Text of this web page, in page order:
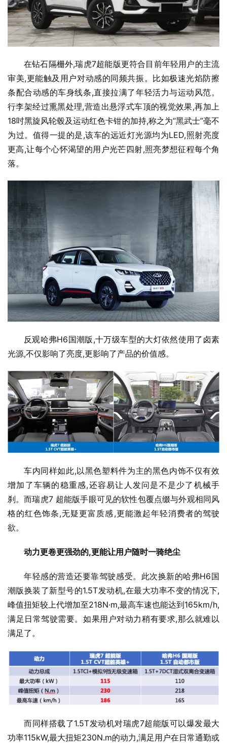
在钻石隔栅外,瑞虎7超能版更符合目前年轻用户的主流
审美,更能触及用户对动感的同频共振。比如极速光焰防擦
条配合动感的车身线条,直接拉满了年轻活力与运动风范。
行李架经过熏黑处理,营造出悬浮式车顶的视觉效果,再加上
18吋黑旋风轮毂及运动红色卡钳的加持,称之为“黑武士”毫不
为过。值得一提的是,该车的远近灯光源均为LED,照射亮度
更高,让每个心怀渴望的用户光芒四射,照亮梦想征程每个角
落。
反观哈弗H6国潮版,十万级车型的大灯依然使用了卤素
光源,不仅影响了亮度,更影响了产品的价值感。
车内同样如此,以黑色塑料件为主的黑色内饰不仅有效
增加了车辆的稳重感,还容易让人发问是不是少了机械手
刹。而瑞虎7 超能版手眼可见的软性包覆点缀与外观相同风
格的红色饰条,无疑更富质感,更能激起年轻消费者的驾驶
欲。
动力更卷更强劲的,更能让用户随时一骑绝尘
年轻感的营造还要靠驾驶感受。此次换新的哈弗H6国
潮版换装了新型号的1.5T发动机,在最大功率不变的情况下,
峰值扭矩较上代增加至218N·m,最高车速也能达到165km/h,
满足日常驾驶需要。如果用户对动力稍有要求,那么就难以
满足了。
而同样搭载了1.5T发动机对瑞虎7超能版可以爆发最大
功率115kW,最大扭矩230N.m的动力,满足用户在日常通勤或